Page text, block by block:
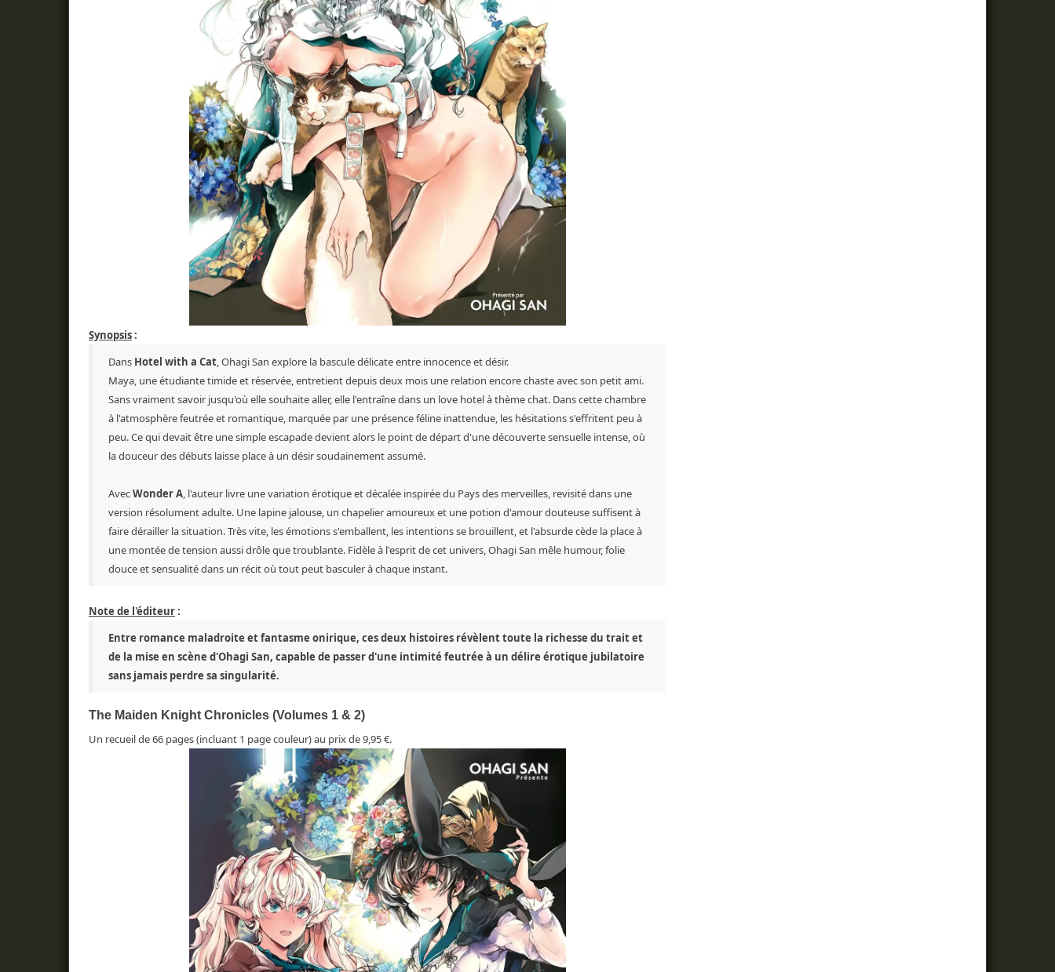
Synopsis:
Dans Hotel with a Cat, Ohagi San explore la bascule délicate entre innocence et désir.
Maya, une étudiante timide et réservée, entretient depuis deux mois une relation encore chaste avec son petit ami.
Sans vraiment savoir jusqu'où elle souhaite aller, elle l'entraîne dans un love hotel à thème chat. Dans cette chambre
à l'atmosphère feutrée et romantique, marquée par une présence féline inattendue, les hésitations s'effritent peu à
peu. Ce qui devait être une simple escapade devient alors le point de départ d'une découverte sensuelle intense, où
la douceur des débuts laisse place à un désir soudainement assumé.
AvecWonder A, l'auteur livre une variation érotique et décalée inspirée du Pays des merveilles, revisité dans une
version résolument adulte. Une lapine jalouse, un chapelier amoureux et une potion d'amour douteuse suffisent à
faire dérailler la situation. Très vite, les émotions s'emballent, les intentions se brouillent, et l'absurde cède la place à
une montée de tension aussi drôle que troublante. Fidèle à l'esprit de cet univers, Ohagi San mêle humour, folie
douce et sensualité dans un récit où tout peut basculer à chaque instant.
Note de l'éditeur:
Entre romance maladroite et fantasme onirique, ces deux histoires révèlent toute la richesse du trait et
de la mise en scène d'Ohagi San, capable de passer d'une intimité feutrée à un délire érotique jubilatoire
sans jamais perdre sa singularité.
The Maiden Knight Chronicles (Volumes 1 & 2)
Un recueil de 66 pages (incluant 1 page couleur) au prix de 9,95 €.